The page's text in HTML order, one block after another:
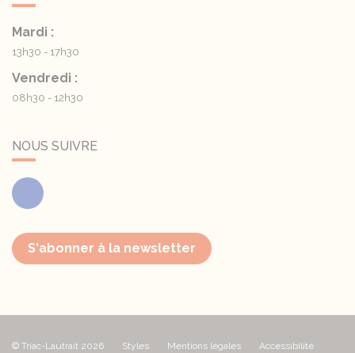
Mardi :
13h30 - 17h30
Vendredi :
08h30 - 12h30
NOUS SUIVRE
Facebook
S'abonner à la newsletter
© Triac-Lautrait 2026 Styles Mentions légales Accessibilité